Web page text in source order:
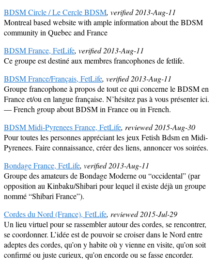
BDSM Circle / Le Cercle BDSM, verified 2013-Aug-11
Montreal based website with ample information about the BDSM
community in Quebec and France
BDSM France, FetLife, verified 2013-Aug-11
Ce groupe est destiné aux membres francophones de fetlife.
BDSM France/Français, FetLife, verified 2013-Aug-11
Groupe francophone à propos de tout ce qui concerne le BDSM en
France et/ou en langue française. N’hésitez pas à vous présenter ici.
— French group about BDSM in France ou in French.
BDSM Midi-Pyrenees France, FetLife, reviewed 2015-Aug-30
Pour toutes les personnes appréciant les jeux Fetish Bdsm en Midi-
Pyrenees. Faire connaissance, créer des liens, annoncer vos soirées.
Bondage France, FetLife, verified 2013-Aug-11
Groupe des amateurs de Bondage Moderne ou “occidental” (par
opposition au Kinbaku/Shibari pour lequel il existe déjà un groupe
nommé “Shibari France”).
Cordes du Nord (France), FetLife, reviewed 2015-Jul-29
Un lieu virtuel pour se rassembler autour des cordes, se rencontrer,
se coordonner. L’idée est de pouvoir se croiser dans le Nord entre
adeptes des cordes, qu’on y habite où y vienne en visite, qu’on soit
confirmé ou juste curieux, qu’on encorde ou se fasse encorder.